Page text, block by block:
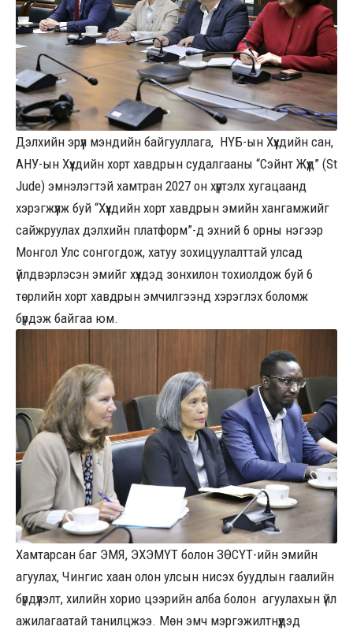
Дэлхийн эрүүл мэндийн байгууллага, НҮБ-ын Хүүхдийн сан,
АНУ-ын Хүүхдийн хорт хавдрын судалгааны “Сэйнт Жүүд” (St
Jude) эмнэлэгтэй хамтран 2027 он хүртэлх хугацаанд
хэрэгжүүлж буй “Хүүхдийн хорт хавдрын эмийн хангамжийг
сайжруулах дэлхийн платформ”-д эхний 6 орны нэгээр
Монгол Улс сонгогдож, хатуу зохицуулалттай улсад
үйлдвэрлэсэн эмийг хүүхдэд зонхилон тохиолдож буй 6
төрлийн хорт хавдрын эмчилгээнд хэрэглэх боломж
бүрдэж байгаа юм.
Хамтарсан баг ЭМЯ, ЭХЭМҮТ болон ЗӨСҮТ-ийн эмийн
агуулах, Чингис хаан олон улсын нисэх буудлын гаалийн
бүрдүүлэлт, хилийн хорио цээрийн алба болон агуулахын үйл
ажилагаатай танилцжээ. Мөн эмч мэргэжилтнүүдэд